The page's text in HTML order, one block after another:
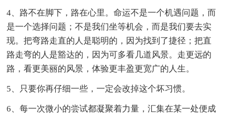
4、路不在脚下，路在心里。命运不是一个机遇问题，而
是一个选择问题；不是我们坐等机会，而是我们要去实
现。把弯路走直的人是聪明的，因为找到了捷径；把直
路走弯的人是豁达的，因为可多看几道风景。走更远的
路，看更美丽的风景，体验更丰盈更宽广的人生。
5、只要你再仔细一些，一定会改掉这个坏习惯。
6、每一次微小的尝试都凝聚着力量，汇集在某一处便成